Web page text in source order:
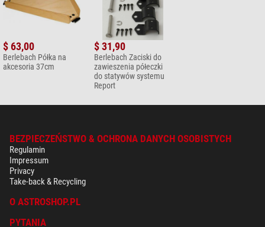
$ 63,00
Berlebach Półka na
akcesoria 37cm
$ 31,90
Berlebach Zaciski do
zawieszenia półeczki
do statywów systemu
Report
BEZPIECZEŃSTWO & OCHRONA DANYCH OSOBISTYCH
Regulamin
Impressum
Privacy
Take-back & Recycling
O ASTROSHOP.PL
PYTANIA